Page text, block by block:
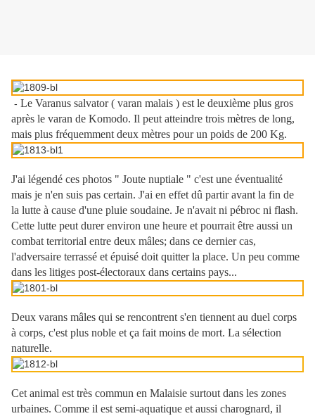
- Le Varanus salvator ( varan malais ) est le deuxième plus gros
après le varan de Komodo. Il peut atteindre trois mètres de long,
mais plus fréquemment deux mètres pour un poids de 200 Kg.
J'ai légendé ces photos " Joute nuptiale " c'est une éventualité
mais je n'en suis pas certain. J'ai en effet dû partir avant la fin de
la lutte à cause d'une pluie soudaine. Je n'avait ni pébroc ni flash.
Cette lutte peut durer environ une heure et pourrait être aussi un
combat territorial entre deux mâles; dans ce dernier cas,
l'adversaire terrassé et épuisé doit quitter la place. Un peu comme
dans les litiges post-électoraux dans certains pays...
Deux varans mâles qui se rencontrent s'en tiennent au duel corps
à corps, c'est plus noble et ça fait moins de mort. La sélection
naturelle.
Cet animal est très commun en Malaisie surtout dans les zones
urbaines. Comme il est semi-aquatique et aussi charognard, il